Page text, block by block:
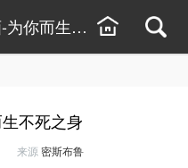
你而生不死之身漫画
不死之身
来源 密斯布鲁